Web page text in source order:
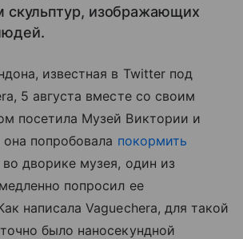
скульптур, изображающих
известная в Twitter под
5 августа вместе со своим
посетила Музей Виктории и
попробовала покормить
дворике музея, один из
попросил ее
написала Vaguechera, для такой
было наносекундной